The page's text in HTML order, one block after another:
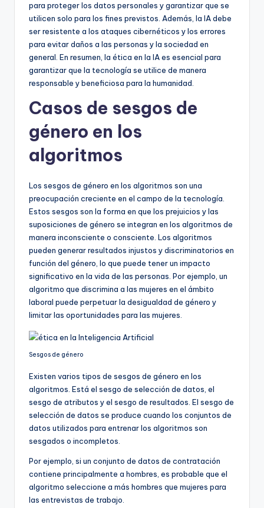
para proteger los datos personales y garantizar que se
utilicen solo para los fines previstos. Además, la IA debe
ser resistente a los ataques cibernéticos y los errores
para evitar daños a las personas y la sociedad en
general. En resumen, la ética en la IA es esencial para
garantizar que la tecnología se utilice de manera
responsable y beneficiosa para la humanidad.
Casos de sesgos de
género en los
algoritmos
Los sesgos de género en los algoritmos son una
preocupación creciente en el campo de la tecnología.
Estos sesgos son la forma en que los prejuicios y las
suposiciones de género se integran en los algoritmos de
manera inconsciente o consciente. Los algoritmos
pueden generar resultados injustos y discriminatorios en
función del género, lo que puede tener un impacto
significativo en la vida de las personas. Por ejemplo, un
algoritmo que discrimina a las mujeres en el ámbito
laboral puede perpetuar la desigualdad de género y
limitar las oportunidades para las mujeres.
Sesgos de género
Existen varios tipos de sesgos de género en los
algoritmos. Está el sesgo de selección de datos, el
sesgo de atributos y el sesgo de resultados. El sesgo de
selección de datos se produce cuando los conjuntos de
datos utilizados para entrenar los algoritmos son
sesgados o incompletos.
Por ejemplo, si un conjunto de datos de contratación
contiene principalmente a hombres, es probable que el
algoritmo seleccione a más hombres que mujeres para
las entrevistas de trabajo.